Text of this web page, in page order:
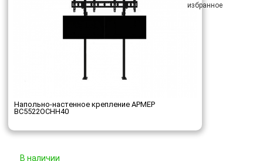
Напольно-настенное крепление АРМЕР
ВС5522ОСНН40
В наличии